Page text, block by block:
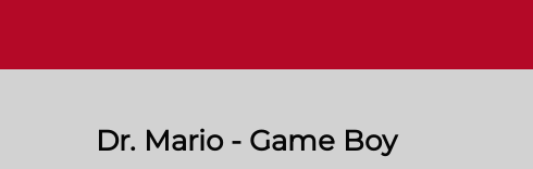
Dr. Mario - Game Boy